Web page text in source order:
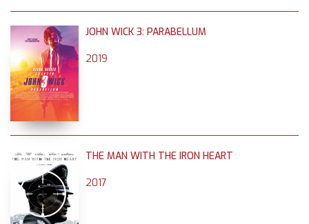
JOHN WICK 3: PARABELLUM
2019
THE MAN WITH THE IRON HEART
2017